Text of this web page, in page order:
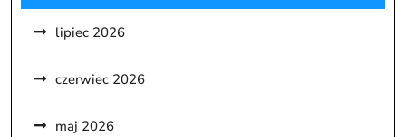
lipiec 2026
czerwiec 2026
maj 2026